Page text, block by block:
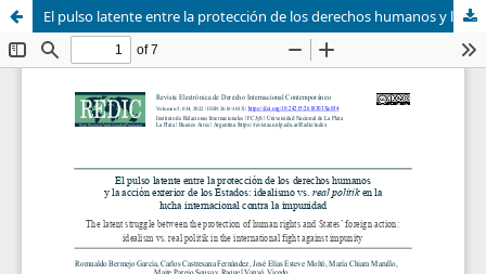
El pulso latente entre la protección de los derechos humanos y la acción exterior de los Estados: idealismo vs. real politik en la lucha internacional contra la impunidad